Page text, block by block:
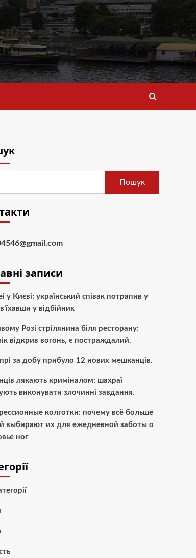
Пошук
записи
у Києві: український співак потрапив у
у відбійник
Розі стрілянина біля ресторану:
відкрив вогонь, є постраждалий.
за добу прибуло 12 нових мешканців.
лякають криміналом: шахраї
виконувати злочинні завдання.
колготки: почему всё больше
выбирают их для ежедневной заботы о
ног